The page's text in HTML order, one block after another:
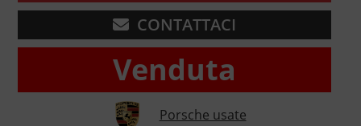
CONTATTACI
Venduta
Porsche usate